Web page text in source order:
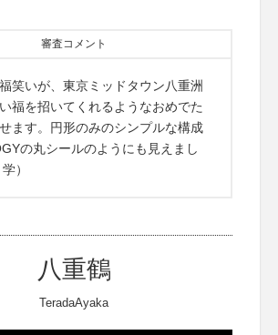
審査コメント
笑いが、東京ミッドタウン八重洲
福を招いてくれるようなおめでた
ます。円形のみのシンプルな構成
の丸シールのようにも見えまし
）
八重鶴
TeradaAyaka